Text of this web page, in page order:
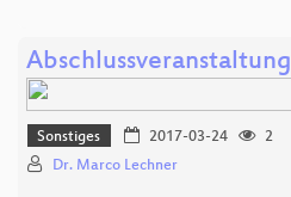
Abschlussveranstaltung
Sonstiges 2017-03-24
2
Dr. Marco Lechner